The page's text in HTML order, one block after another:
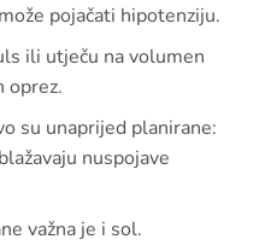
pojačati hipotenziju.
ili utječu na volumen
oprez.
su unaprijed planirane:
nuspojave
važna je i sol.